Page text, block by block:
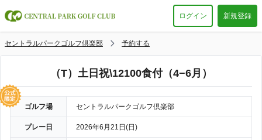
ログイン 新規登録
セントラルパークゴルフ倶楽部 予約する
（T）土日祝\12100食付（4−6月）
ゴルフ場 セントラルパークゴルフ倶楽部
プレー日 2026年6月21日(日)